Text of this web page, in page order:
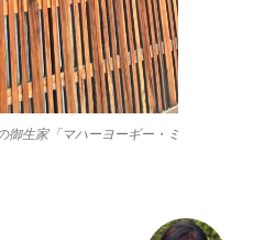
御生家「マハーヨーギー・ミ